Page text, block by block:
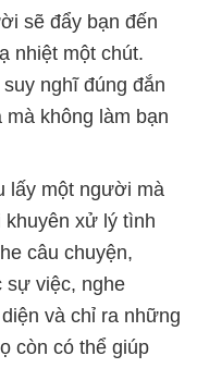
sẽ đẩy bạn đến
nhiệt một chút.
nghĩ đúng đắn
không làm bạn
lấy một người mà
xử lý tình
câu chuyện,
sự việc, nghe
và chỉ ra những
còn có thể giúp